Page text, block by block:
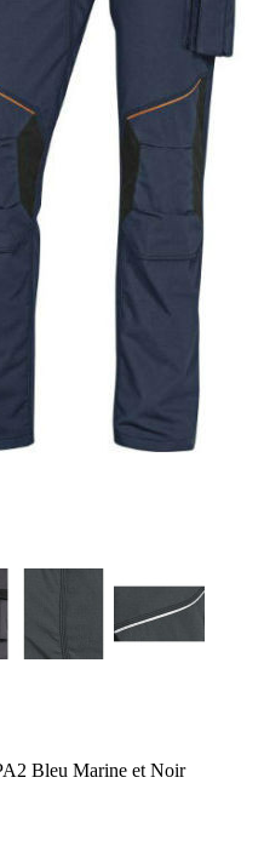
Bleu Marine et Noir